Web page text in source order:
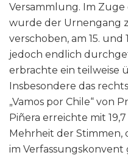
Versammlung. Im
wurde der Urnengang
verschoben, am 15. und
jedoch endlich
erbrachte ein teilweise
Insbesondere das
„Vamos por Chile“ von
Piñera erreichte mit
Mehrheit der Stimmen,
im